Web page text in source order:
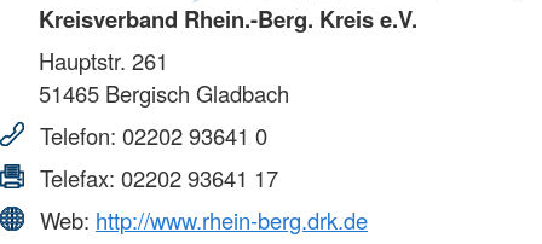
Kreisverband Rhein.-Berg. Kreis e.V.
Hauptstr. 261
51465 Bergisch Gladbach
Telefon: 02202 93641 0
Telefax: 02202 93641 17
Web: http://www.rhein-berg.drk.de